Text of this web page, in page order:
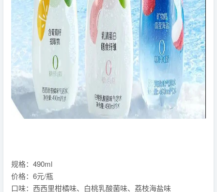
规格：490ml
价格：6元/瓶
口味：西西里柑橘味、白桃乳酸菌味、荔枝海盐味